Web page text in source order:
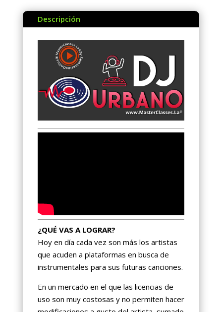
Descripción
¿QUÉ VAS A LOGRAR?
Hoy en día cada vez son más los artistas
que acuden a plataformas en busca de
instrumentales para sus futuras canciones.
En un mercado en el que las licencias de
uso son muy costosas y no permiten hacer